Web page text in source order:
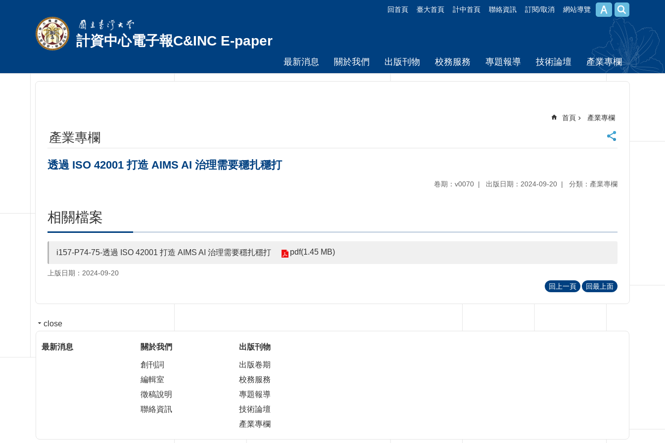
回首頁 臺大首頁 計中首頁 聯絡資訊 訂閱/取消 網站導覽
計資中心電子報C&INC E-paper
最新消息 關於我們 出版刊物 校務服務 專題報導 技術論壇 產業專欄
首頁 產業專欄
產業專欄
透過 ISO 42001 打造 AIMS AI 治理需要穩扎穩打
卷期：v0070 出版日期：2024-09-20 分類：產業專欄
相關檔案
i157-P74-75-透過 ISO 42001 打造 AIMS AI 治理需要穩扎穩打 pdf(1.45 MB)
上版日期：2024-09-20
回上一頁
回最上面
close
最新消息 關於我們
創刊詞
編輯室
徵稿說明
聯絡資訊
出版刊物
出版卷期
校務服務
專題報導
技術論壇
產業專欄